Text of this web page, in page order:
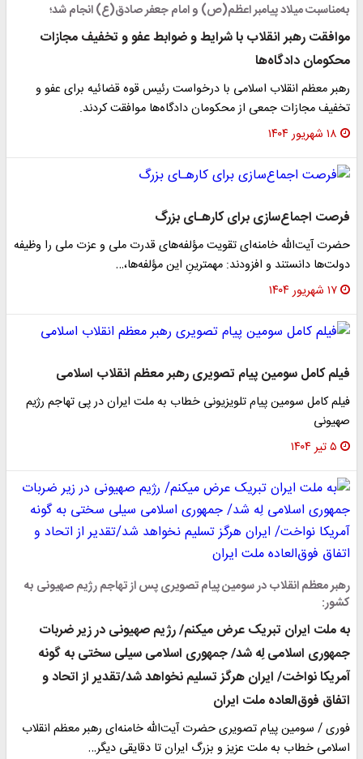
به‌مناسبت میلاد پیامبر اعظم(ص) و امام جعفر صادق(ع) انجام شد؛
موافقت رهبر انقلاب با شرایط و ضوابط عفو و تخفیف مجازات
محکومان دادگاه‌ها
رهبر معظم انقلاب اسلامی با درخواست رئیس قوه قضائیه برای عفو و
تخفیف مجازات جمعی از محکومان دادگاه‌ها موافقت کردند.
۱۸ شهریور ۱۴۰۴
فرصت اجماع‌سازی برای کارهـای بزرگ
حضرت آیت‌الله خامنه‌ای تقویت مؤلفه‌های قدرت ملی و عزت ملی را وظیفه
دولت‌ها دانستند و افزودند: مهمترینِ این مؤلفه‌ها،…
۱۷ شهریور ۱۴۰۴
فیلم کامل سومین پیام تصویری رهبر معظم انقلاب اسلامی
فیلم کامل سومین پیام تلویزیونی خطاب به ملت ایران در پی تهاجم رژیم
صهیونی
۵ تیر ۱۴۰۴
رهبر معظم انقلاب در سومین پیام تصویری پس از تهاجم رژیم صهیونی به
کشور:
به ملت ایران تبریک عرض میکنم/ رژیم صهیونی در زیر ضربات
جمهوری اسلامی لِه شد/ جمهوری اسلامی سیلی سختی به گونه
آمریکا نواخت/ ایران هرگز تسلیم نخواهد شد/تقدیر از اتحاد و
اتفاق فوق‌العاده‌ ملت ایران
فوری / سومین پیام تصویری حضرت آیت‌الله خامنه‌ای رهبر معظم انقلاب
اسلامی خطاب به ملت عزیز و بزرگ ایران تا دقایقی دیگر…